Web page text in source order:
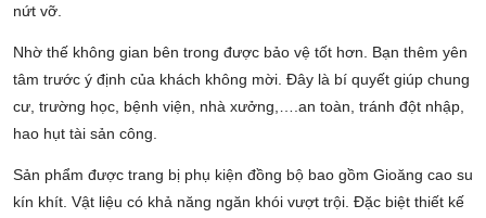
nứt vỡ.
Nhờ thế không gian bên trong được bảo vệ tốt hơn. Bạn thêm yên
tâm trước ý định của khách không mời. Đây là bí quyết giúp chung
cư, trường học, bệnh viện, nhà xưởng,….an toàn, tránh đột nhập,
hao hụt tài sản công.
Sản phẩm được trang bị phụ kiện đồng bộ bao gồm Gioăng cao su
kín khít. Vật liệu có khả năng ngăn khói vượt trội. Đặc biệt thiết kế